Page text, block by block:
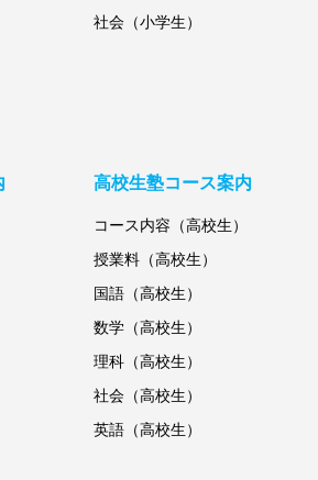
社会（小学生）
高校生塾コース案内
コース内容（高校生）
授業料（高校生）
国語（高校生）
数学（高校生）
理科（高校生）
社会（高校生）
英語（高校生）